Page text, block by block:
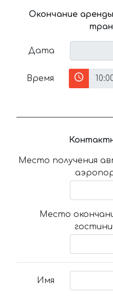
Окончание
Дата
Время
Место получения
Место
Имя